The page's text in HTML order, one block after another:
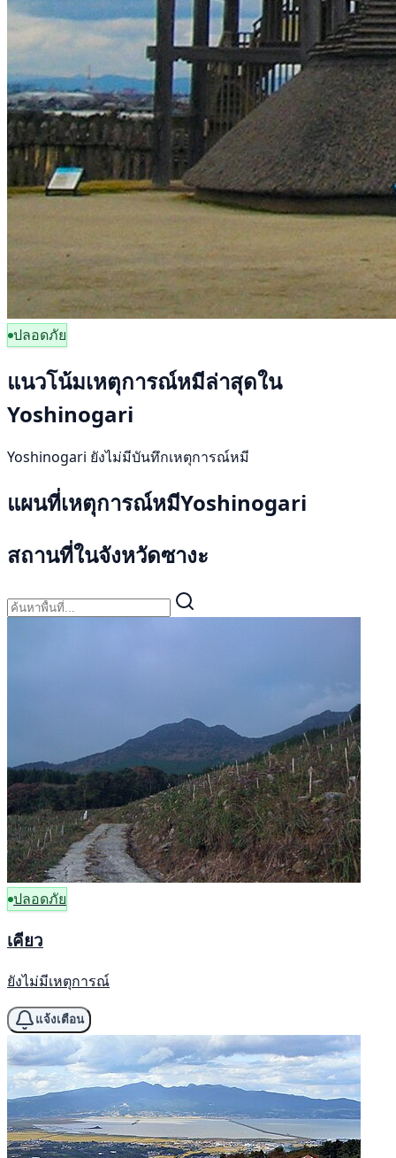
ปลอดภัย
แนวโน้มเหตุการณ์หมีล่าสุดใน
Yoshinogari
Yoshinogari ยังไม่มีบันทึกเหตุการณ์หมี
แผนที่เหตุการณ์หมีYoshinogari
สถานที่ในจังหวัดซางะ
ปลอดภัย
เคียว
ยังไม่มีเหตุการณ์
แจ้งเตือน